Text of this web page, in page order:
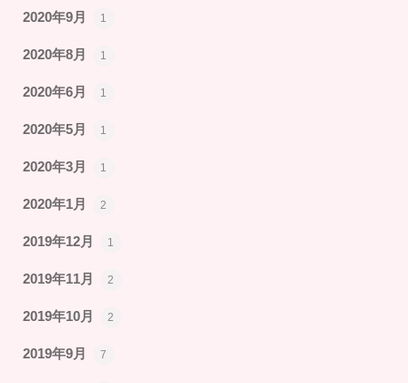
2020年9月 1
2020年8月 1
2020年6月 1
2020年5月 1
2020年3月 1
2020年1月 2
2019年12月 1
2019年11月 2
2019年10月 2
2019年9月 7